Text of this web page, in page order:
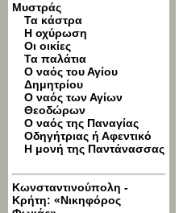
Μυστράς
Τα κάστρα
Η οχύρωση
Οι οικίες
Τα παλάτια
Ο ναός του Αγίου
Δημητρίου
Ο ναός των Αγίων
Θεοδώρων
O ναός της Παναγίας
Οδηγήτριας ή Αφεντικό
Η μονή της Παντάνασσας
Κωνσταντινούπολη -
Κρήτη: «Νικηφόρος